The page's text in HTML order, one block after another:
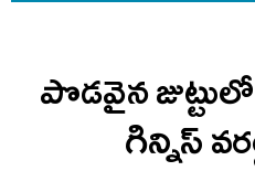
పొడవైన
గిన్నిస్